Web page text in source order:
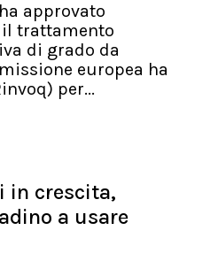
approvato
trattamento
di grado da
europea ha
per...
in crescita,
a usare